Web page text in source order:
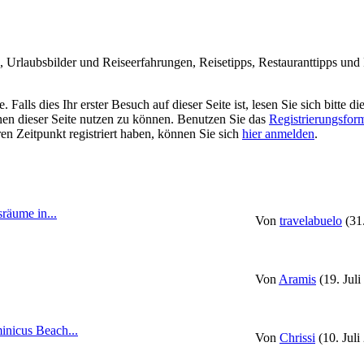
und Reiseerfahrungen, Reisetipps, Restauranttipps
dies Ihr erster Besuch auf dieser Seite ist, lesen Sie sich bitte
dieser Seite nutzen zu können. Benutzen Sie das
Zeitpunkt registriert haben, können Sie sich hier anmelden.
in...
Von travelabuelo
Von Aramis (19. Juli
Beach...
Von Chrissi (10. Juli